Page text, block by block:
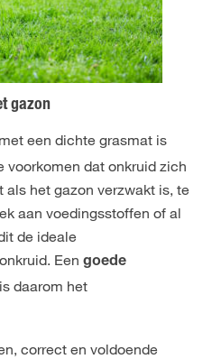
gazon
met een dichte grasmat is
voorkomen dat onkruid zich
het gazon verzwakt is, te
aan voedingsstoffen of al
de ideale
Een goede
is daarom het
correct en voldoende